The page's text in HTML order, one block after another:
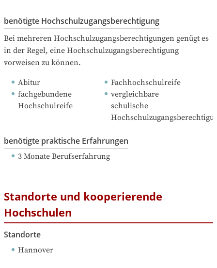
benötigte Hochschulzugangsberechtigung
Bei mehreren Hochschulzugangsberechtigungen genügt es
in der Regel, eine Hochschulzugangsberechtigung
vorweisen zu können.
Abitur
Fachhochschulreife
fachgebundene
Hochschulreife
vergleichbare
schulische
benötigte praktische Erfahrungen
3 Monate Berufserfahrung
Standorte und kooperierende
Hochschulen
Standorte
Hannover